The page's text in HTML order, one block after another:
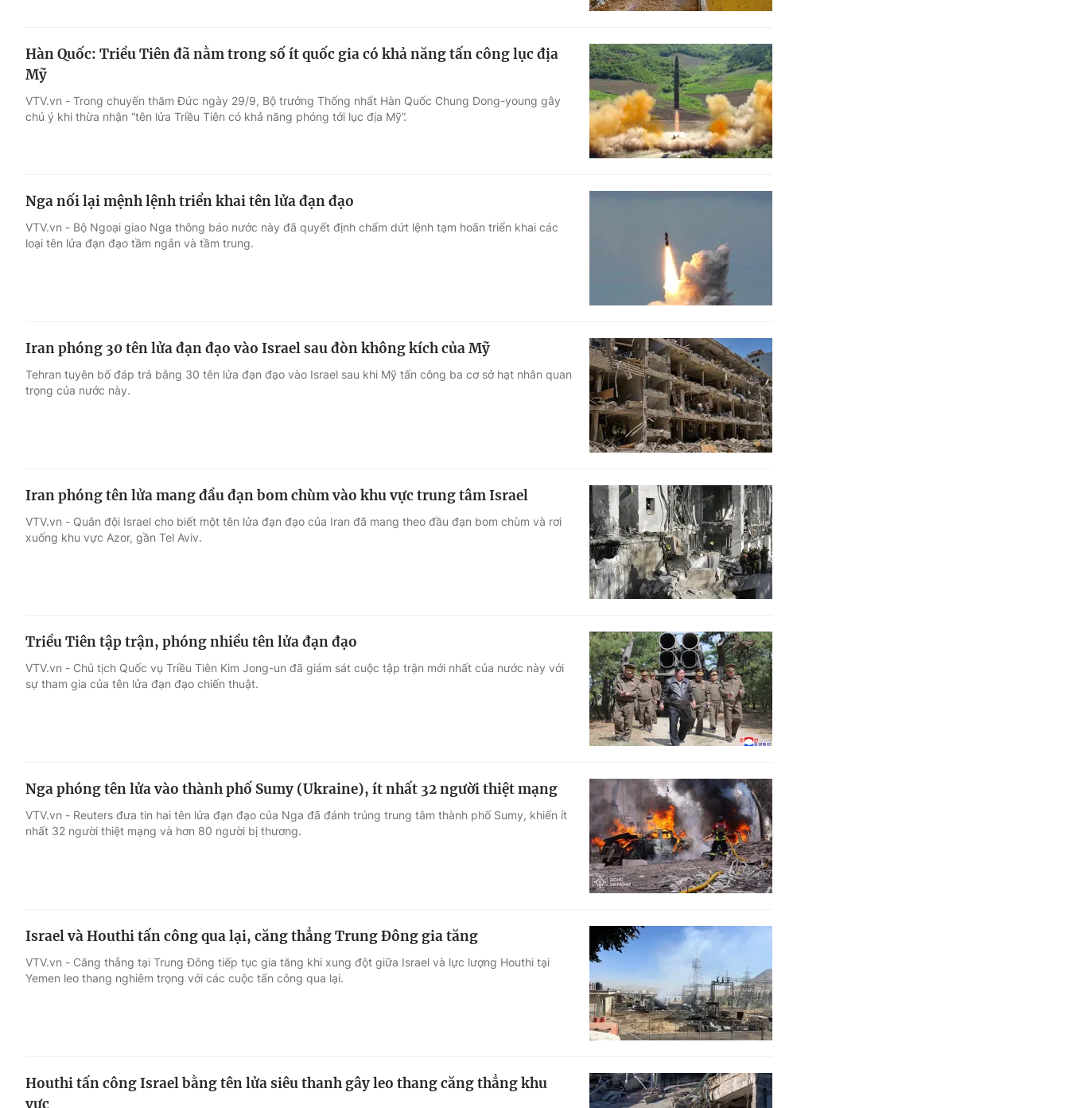
Hàn Quốc: Triều Tiên đã nằm trong số ít quốc gia có khả năng tấn công lục địa
Mỹ
VTV.vn - Trong chuyến thăm Đức ngày 29/9, Bộ trưởng Thống nhất Hàn Quốc Chung Dong-young gây
chú ý khi thừa nhận “tên lửa Triều Tiên có khả năng phóng tới lục địa Mỹ”.
Nga nối lại mệnh lệnh triển khai tên lửa đạn đạo
VTV.vn - Bộ Ngoại giao Nga thông báo nước này đã quyết định chấm dứt lệnh tạm hoãn triển khai các
loại tên lửa đạn đạo tầm ngắn và tầm trung.
Iran phóng 30 tên lửa đạn đạo vào Israel sau đòn không kích của Mỹ
Tehran tuyên bố đáp trả bằng 30 tên lửa đạn đạo vào Israel sau khi Mỹ tấn công ba cơ sở hạt nhân quan
trọng của nước này.
Iran phóng tên lửa mang đầu đạn bom chùm vào khu vực trung tâm Israel
VTV.vn - Quân đội Israel cho biết một tên lửa đạn đạo của Iran đã mang theo đầu đạn bom chùm và rơi
xuống khu vực Azor, gần Tel Aviv.
Triều Tiên tập trận, phóng nhiều tên lửa đạn đạo
VTV.vn - Chủ tịch Quốc vụ Triều Tiên Kim Jong-un đã giám sát cuộc tập trận mới nhất của nước này với
sự tham gia của tên lửa đạn đạo chiến thuật.
Nga phóng tên lửa vào thành phố Sumy (Ukraine), ít nhất 32 người thiệt mạng
VTV.vn - Reuters đưa tin hai tên lửa đạn đạo của Nga đã đánh trúng trung tâm thành phố Sumy, khiến ít
nhất 32 người thiệt mạng và hơn 80 người bị thương.
Israel và Houthi tấn công qua lại, căng thẳng Trung Đông gia tăng
VTV.vn - Căng thẳng tại Trung Đông tiếp tục gia tăng khi xung đột giữa Israel và lực lượng Houthi tại
Yemen leo thang nghiêm trọng với các cuộc tấn công qua lại.
Houthi tấn công Israel bằng tên lửa siêu thanh gây leo thang căng thẳng khu
vực